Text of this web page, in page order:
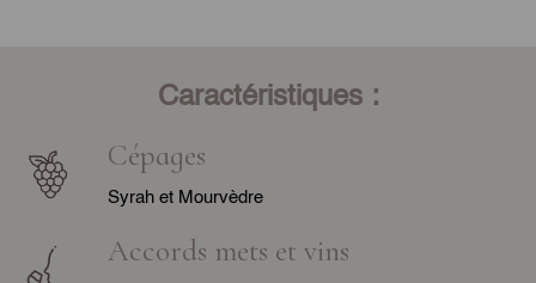
Caractéristiques :
Cépages
Syrah et Mourvèdre
Accords mets et vins